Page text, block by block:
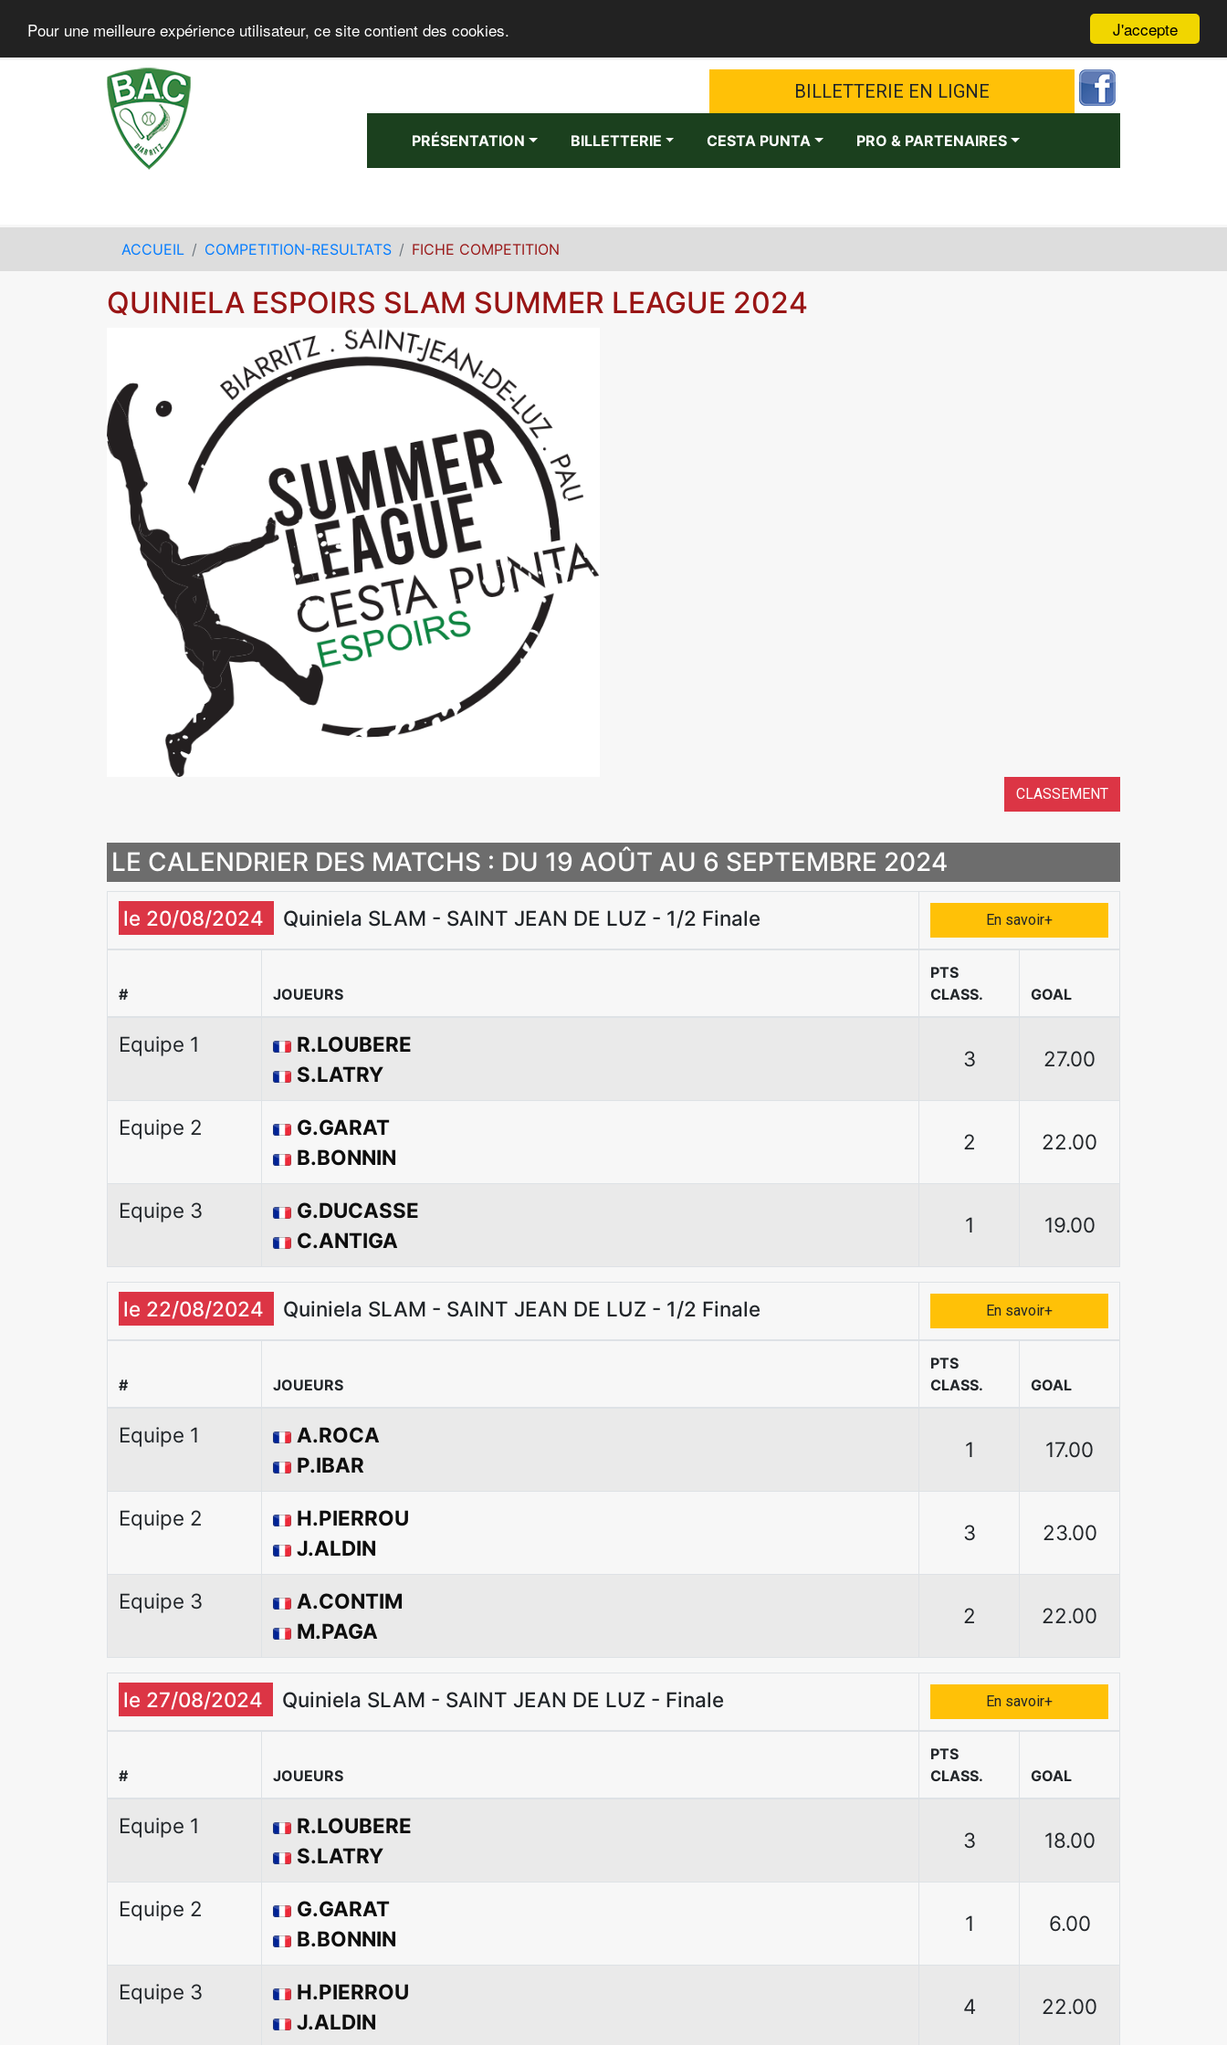
J'accepte
Pour une meilleure expérience utilisateur, ce site contient des cookies.
BILLETTERIE EN LIGNE
PRÉSENTATION BILLETTERIE CESTA PUNTA PRO & PARTENAIRES
ACCUEIL COMPETITION-RESULTATS FICHE COMPETITION
QUINIELA ESPOIRS SLAM SUMMER LEAGUE 2024
CLASSEMENT
LE CALENDRIER DES MATCHS : DU 19 AOÛT AU 6 SEPTEMBRE 2024
le 20/08/2024 Quiniela SLAM - SAINT JEAN DE LUZ - 1/2 Finale En savoir+
# JOUEURS
PTS
CLASS.
GOAL
Equipe 1
R.LOUBERE
S.LATRY
3 27.00
Equipe 2
G.GARAT
B.BONNIN
2 22.00
Equipe 3
G.DUCASSE
C.ANTIGA
1 19.00
le 22/08/2024 Quiniela SLAM - SAINT JEAN DE LUZ - 1/2 Finale En savoir+
# JOUEURS
PTS
CLASS.
GOAL
Equipe 1
A.ROCA
P.IBAR
1 17.00
Equipe 2
H.PIERROU
J.ALDIN
3 23.00
Equipe 3
A.CONTIM
M.PAGA
2 22.00
le 27/08/2024 Quiniela SLAM - SAINT JEAN DE LUZ - Finale En savoir+
# JOUEURS
PTS
CLASS.
GOAL
Equipe 1
R.LOUBERE
S.LATRY
3 18.00
Equipe 2
G.GARAT
B.BONNIN
1 6.00
Equipe 3
H.PIERROU
J.ALDIN
4 22.00